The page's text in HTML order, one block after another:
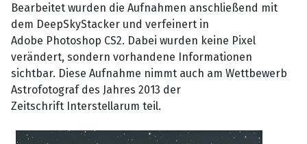
Bearbeitet wurden die Aufnahmen anschließend mit
dem DeepSkyStacker und verfeinert in
Adobe Photoshop CS2. Dabei wurden keine Pixel
verändert, sondern vorhandene Informationen
sichtbar. Diese Aufnahme nimmt auch am Wettbewerb
Astrofotograf des Jahres 2013 der
Zeitschrift Interstellarum teil.